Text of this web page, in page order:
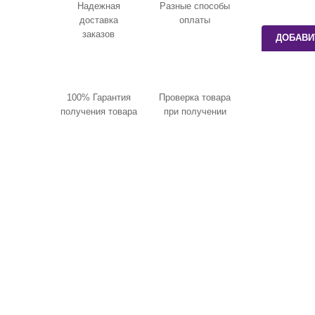
Надежная
доставка
заказов
Разные способы
оплаты
100% Гарантия
получения товара
Проверка товара
при получении